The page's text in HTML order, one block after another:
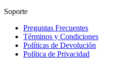
Soporte
Preguntas Frecuentes
Términos y Condiciones
Políticas de Devolución
Política de Privacidad